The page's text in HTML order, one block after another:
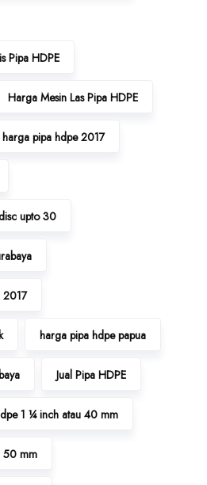
Pipa HDPE
Harga Mesin Las Pipa HDPE
harga pipa hdpe 2017
upto 30
2017
harga pipa hdpe papua
Jual Pipa HDPE
1 ¼ inch atau 40 mm
50 mm